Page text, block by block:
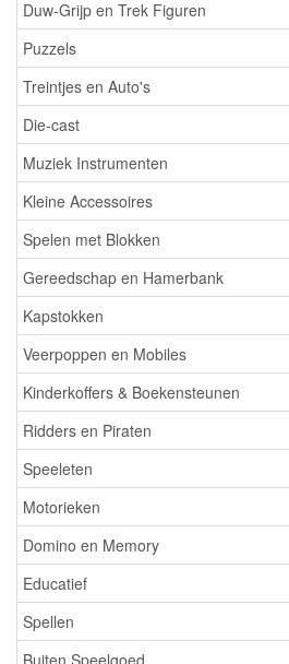
Duw-Grijp en Trek Figuren
Puzzels
Treintjes en Auto's
Die-cast
Muziek Instrumenten
Kleine Accessoires
Spelen met Blokken
Gereedschap en Hamerbank
Kapstokken
Veerpoppen en Mobiles
Kinderkoffers & Boekensteunen
Ridders en Piraten
Speeleten
Motorieken
Domino en Memory
Educatief
Spellen
Buiten Speelgoed